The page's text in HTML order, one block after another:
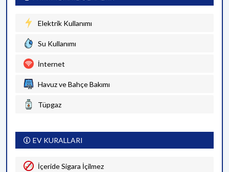
Elektrik Kullanımı
Su Kullanımı
İnternet
Havuz ve Bahçe Bakımı
Tüpgaz
EV KURALLARI
İçeride Sigara İçilmez